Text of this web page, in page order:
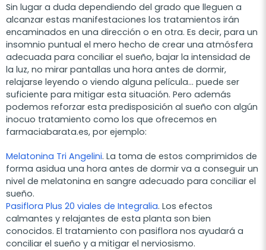
Sin lugar a duda dependiendo del grado que lleguen a
alcanzar estas manifestaciones los tratamientos irán
encaminados en una dirección o en otra. Es decir, para un
insomnio puntual el mero hecho de crear una atmósfera
adecuada para conciliar el sueño, bajar la intensidad de
la luz, no mirar pantallas una hora antes de dormir,
relajarse leyendo o viendo alguna película… puede ser
suficiente para mitigar esta situación. Pero además
podemos reforzar esta predisposición al sueño con algún
inocuo tratamiento como los que ofrecemos en
farmaciabarata.es, por ejemplo:
Melatonina Tri Angelini. La toma de estos comprimidos de
forma asidua una hora antes de dormir va a conseguir un
nivel de melatonina en sangre adecuado para conciliar el
sueño.
Pasiflora Plus 20 viales de Integralia. Los efectos
calmantes y relajantes de esta planta son bien
conocidos. El tratamiento con pasiflora nos ayudará a
conciliar el sueño y a mitigar el nerviosismo.